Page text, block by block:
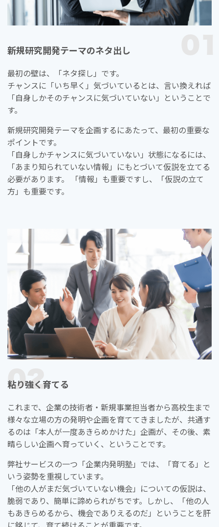
新規研究開発テーマのネタ出し
最初の壁は、「ネタ探し」です。
チャンスに「いち早く」気づいているとは、言い換えれば
「自身しかそのチャンスに気づいていない」ということで
す。
新規研究開発テーマを企画するにあたって、最初の重要な
ポイントです。
「自身しかチャンスに気づいていない」状態になるには、
「あまり知られていない情報」にもとづいて仮説を立てる
必要があります。 「情報」も重要ですし、「仮説の立て
方」も重要です。
粘り強く育てる
これまで、企業の技術者・新規事業担当者から高校生まで
様々な立場の方の発明や企画を育ててきましたが、共通す
るのは「本人が一度あきらめかけた」企画が、その後、素
晴らしい企画へ育っていく、ということです。
弊社サービスの一つ「企業内発明塾」では、「育てる」と
いう姿勢を重視しています。
「他の人がまだ気づいていない機会」についての仮説は、
脆弱であり、簡単に諦められがちです。しかし、「他の人
もあきらめるから、機会でありえるのだ」ということを肝